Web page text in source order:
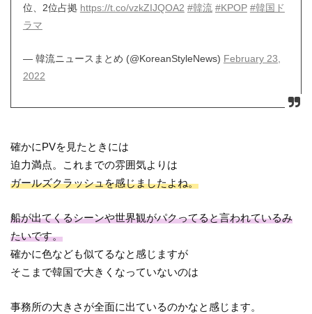
位、2位占拠 https://t.co/vzkZIJQOA2 #韓流 #KPOP #韓国ド
ラマ
— 韓流ニュースまとめ (@KoreanStyleNews) February 23,
2022
確かにPVを見たときには
迫力満点。これまでの雰囲気よりは
ガールズクラッシュを感じましたよね。
船が出てくるシーンや世界観がパクってると言われているみ
たいです。
確かに色なども似てるなと感じますが
そこまで韓国で大きくなっていないのは
事務所の大きさが全面に出ているのかなと感じます。